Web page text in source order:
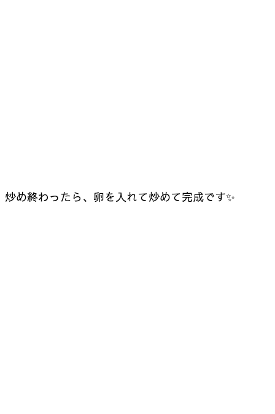
炒め終わったら、卵を入れて炒めて完成です✨